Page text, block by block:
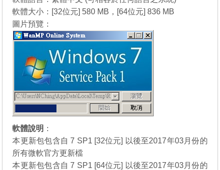
軟體大小：[32位元] 580 MB，[64位元] 836 MB
圖片預覽：
軟體說明 ：
本更新包包含自 7 SP1 [32位元] 以後至2017年03月份的
所有微軟官方更新檔
本更新包包含自 7 SP1 [64位元] 以後至2017年03月份的